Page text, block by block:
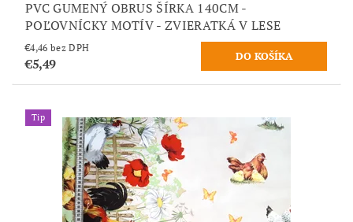
PVC GUMENÝ OBRUS ŠÍRKA 140CM -
POĽOVNÍCKY MOTÍV - ZVIERATKÁ V LESE
€4,46 bez DPH
€5,49
Tip